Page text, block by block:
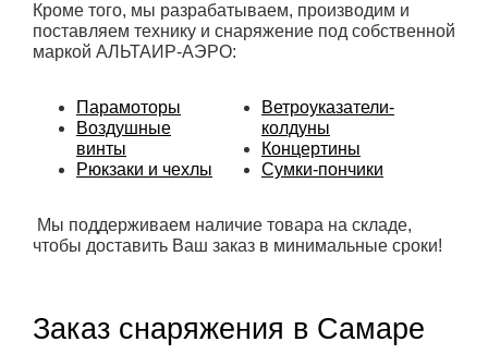
Кроме того, мы разрабатываем, производим и
поставляем технику и снаряжение под собственной
маркой АЛЬТАИР-АЭРО:
Парамоторы
Воздушные
винты
Рюкзаки и чехлы
Ветроуказатели-
колдуны
Концертины
Сумки-пончики
Мы поддерживаем наличие товара на складе,
чтобы доставить Ваш заказ в минимальные сроки!
Заказ снаряжения в Самаре